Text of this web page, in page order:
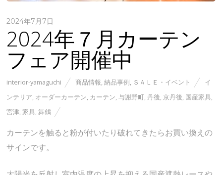
2024年7月7日
2024年７月カーテン
フェア開催中
interior-yamaguchi 商品情報,納品事例, ＳＡＬＥ・イベント
イ
ンテリア, オーダーカーテン, カーテン,与謝野町,丹後,京丹後, 国産家具,
宮津,家具,舞鶴
カーテンを触ると粉が付いたり破れてきたらお買い換えの
サインです。